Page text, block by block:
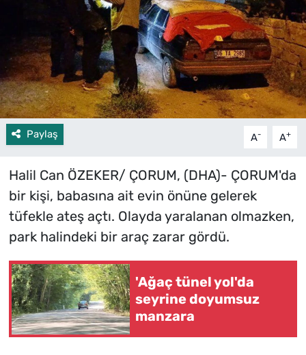
Paylaş A- A+
Halil Can ÖZEKER/ ÇORUM, (DHA)- ÇORUM'da
bir kişi, babasına ait evin önüne gelerek
tüfekle ateş açtı. Olayda yaralanan olmazken,
park halindeki bir araç zarar gördü.
'Ağaç tünel yol'da
seyrine doyumsuz
manzara